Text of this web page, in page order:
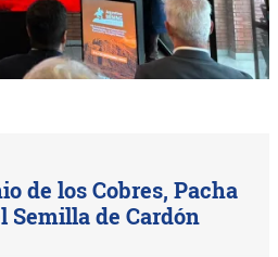
de los Cobres, Pacha
Semilla de Cardón